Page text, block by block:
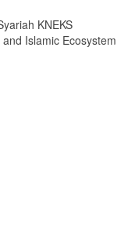
KNEKS
Islamic Ecosystem